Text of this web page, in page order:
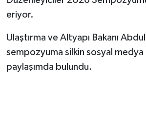
eriyor.
Ulaştırma ve Altyapı Bakanı
sempozyuma silkin sosyal medya
paylaşımda bulundu.